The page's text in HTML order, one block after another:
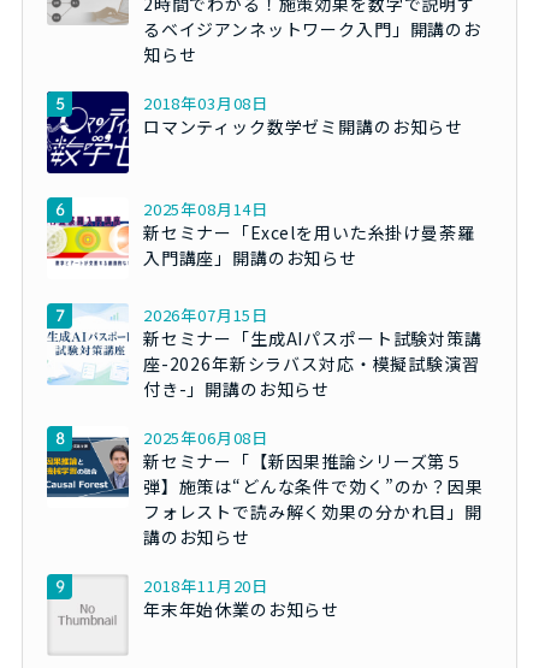
るベイジアンネットワーク入門」開講のお
知らせ
2018年03月08日
ロマンティック数学ゼミ開講のお知らせ
2025年08月14日
新セミナー「Excelを用いた糸掛け曼荼羅
入門講座」開講のお知らせ
2026年07月15日
新セミナー「生成AIパスポート試験対策講
座-2026年新シラバス対応・模擬試験演習
付き-」開講のお知らせ
2025年06月08日
新セミナー「【新因果推論シリーズ第５
弾】施策は“どんな条件で効く”のか？因果
フォレストで読み解く効果の分かれ目」開
講のお知らせ
2018年11月20日
年末年始休業のお知らせ